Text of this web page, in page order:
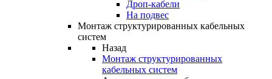
Дроп-кабели
На подвес
Монтаж структурированных кабельных
систем
Назад
Монтаж структурированных
кабельных систем